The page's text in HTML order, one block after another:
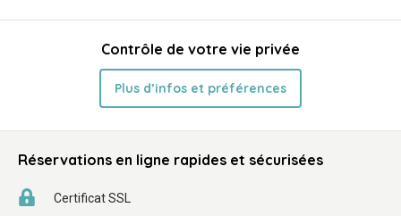
Contrôle de votre vie privée
Plus d’infos et préférences
Réservations en ligne rapides et sécurisées
Certificat SSL